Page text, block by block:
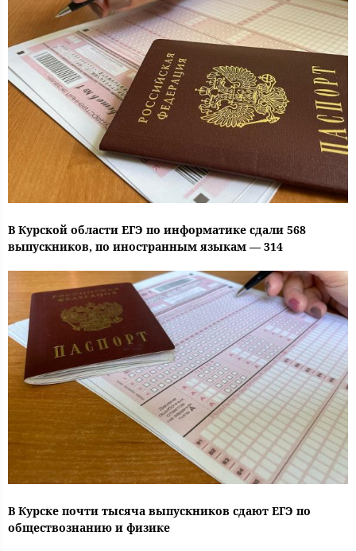
В Курской области ЕГЭ по информатике сдали 568
выпускников, по иностранным языкам — 314
В Курске почти тысяча выпускников сдают ЕГЭ по
обществознанию и физике